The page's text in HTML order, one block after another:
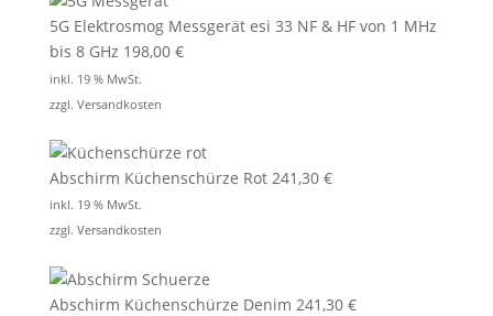
5G Elektrosmog Messgerät esi 33 NF & HF von 1 MHz
bis 8 GHz 198,00 €
inkl. 19 % MwSt.
zzgl. Versandkosten
Abschirm Küchenschürze Rot 241,30 €
inkl. 19 % MwSt.
zzgl. Versandkosten
Abschirm Küchenschürze Denim 241,30 €